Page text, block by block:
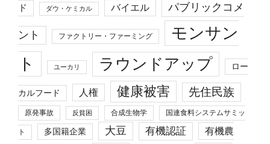
ド ダウ・ケミカル バイエル パブリックコメ
ント ファクトリー・ファーミング
モンサン
ト
ユーカリ ラウンドアップ ロー
カルフード 人権 健康被害 先住民族
原発事故 反貧困 合成生物学 国連食料システムサミッ
ト 多国籍企業 大豆 有機認証 有機農